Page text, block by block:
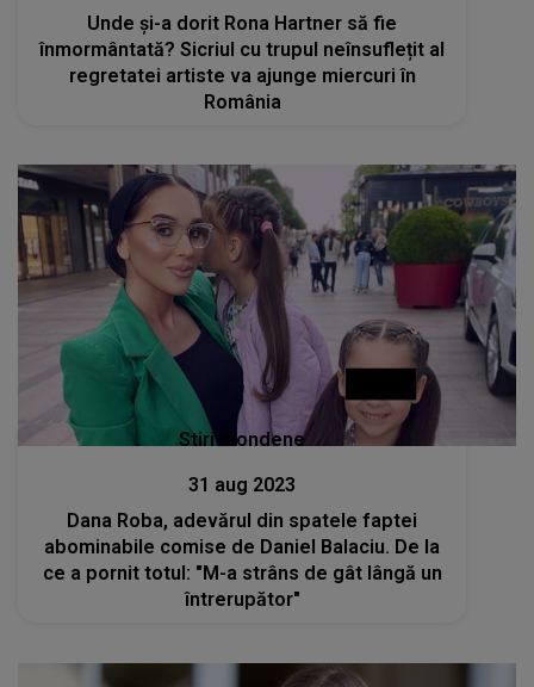
Unde și-a dorit Rona Hartner să fie
înmormântată? Sicriul cu trupul neînsuflețit al
regretatei artiste va ajunge miercuri în
România
Stiri mondene
31 aug 2023
Dana Roba, adevărul din spatele faptei
abominabile comise de Daniel Balaciu. De la
ce a pornit totul: "M-a strâns de gât lângă un
întrerupător"